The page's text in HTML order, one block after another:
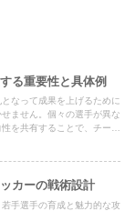
る重要性と具体例
なって成果を上げるために
ません。個々の選手が異な
を共有することで、チーム
カーの戦術設計
手選手の育成と魅力的な攻